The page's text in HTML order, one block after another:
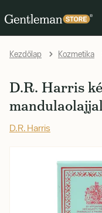
Kezdőlap Kozmetika
D.R. Harris
D.R. Harris